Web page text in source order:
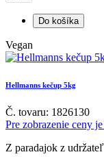
Do košíka
Vegan
Hellmanns kečup 5kg
Č. tovaru: 1826130
Pre zobrazenie ceny
Z paradajok z